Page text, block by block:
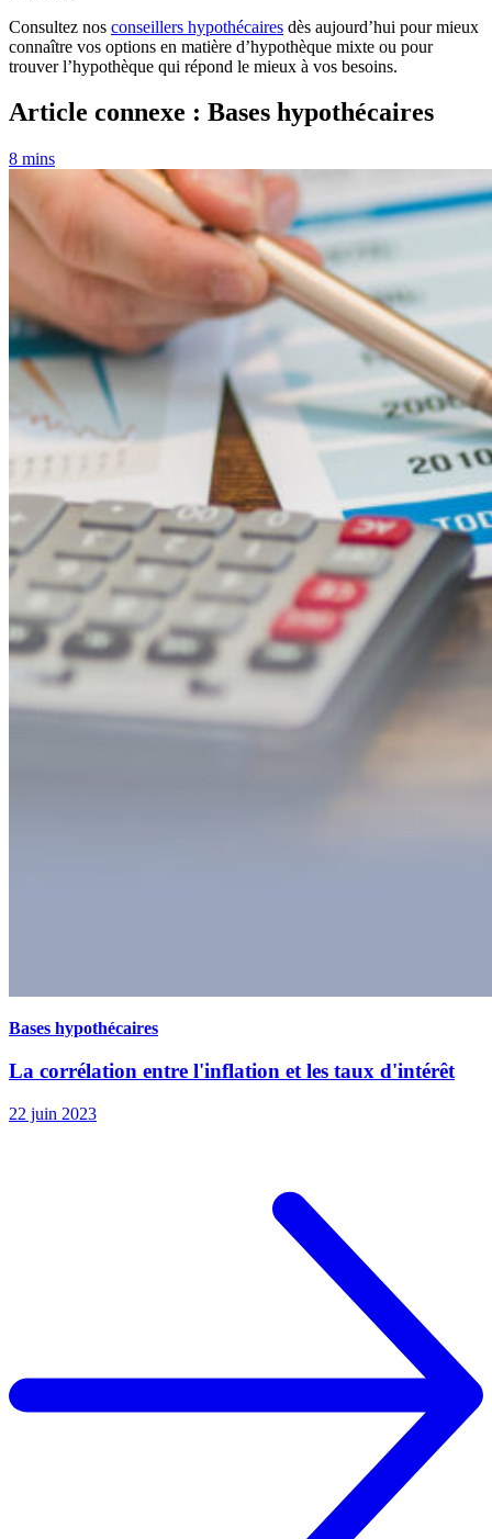
Consultez nos conseillers hypothécaires dès aujourd’hui pour mieux
connaître vos options en matière d’hypothèque mixte ou pour
trouver l’hypothèque qui répond le mieux à vos besoins.
Article connexe : Bases hypothécaires
8 mins
Bases hypothécaires
La corrélation entre l'inflation et les taux d'intérêt
22 juin 2023